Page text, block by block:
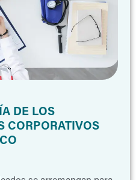
DE LOS
CORPORATIVOS